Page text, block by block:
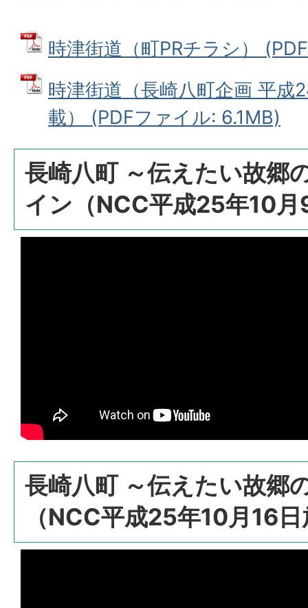
時津街道（町PRチラシ）
時津街道（長崎八町企画 平成
載） (PDFファイル: 6.1MB)
長崎八町 ～伝えたい故郷
イン（NCC平成25年10月
長崎八町 ～伝えたい故郷
（NCC平成25年10月16